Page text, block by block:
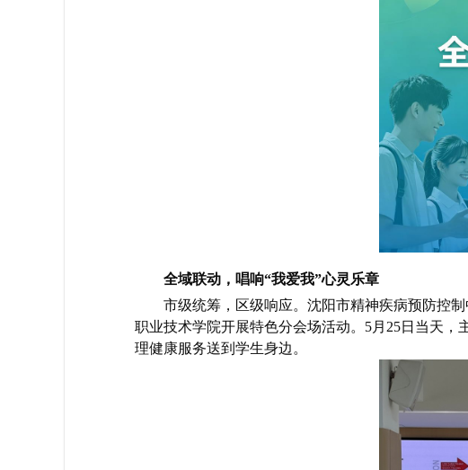
全域联动，唱响“我爱我”心灵乐章
市级统筹，区级响应。沈阳市精神疾病预防控
职业技术学院开展特色分会场活动。5月25日当天
理健康服务送到学生身边。